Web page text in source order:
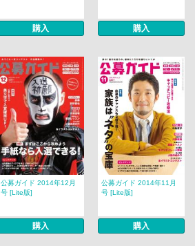
購入 購入
公募ガイド 2014年12月
号 [Lite版]
購入
公募ガイド 2014年11月
号 [Lite版]
購入